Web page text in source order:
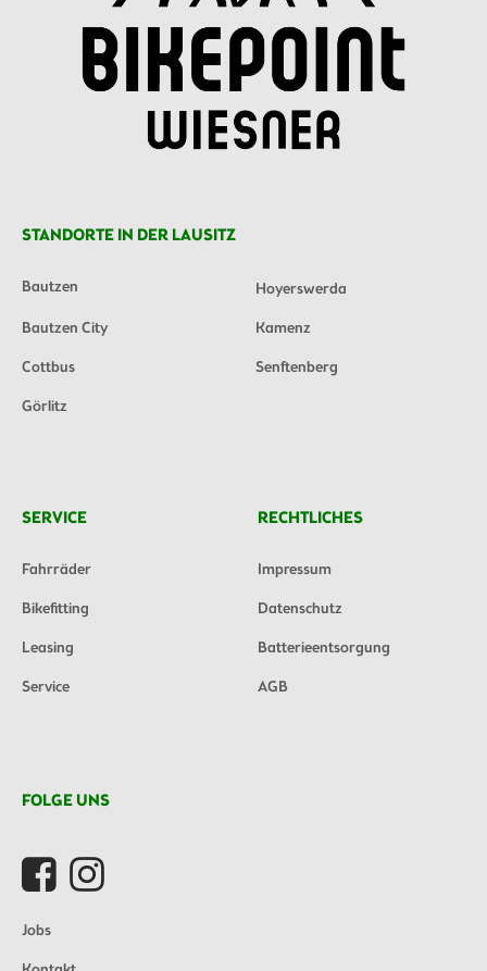
STANDORTE IN DER LAUSITZ
Bautzen
Hoyerswerda
Bautzen City
Kamenz
Cottbus
Senftenberg
Görlitz
SERVICE
Fahrräder
Bikefitting
Leasing
Service
RECHTLICHES
Impressum
Datenschutz
Batterieentsorgung
AGB
FOLGE UNS
Jobs